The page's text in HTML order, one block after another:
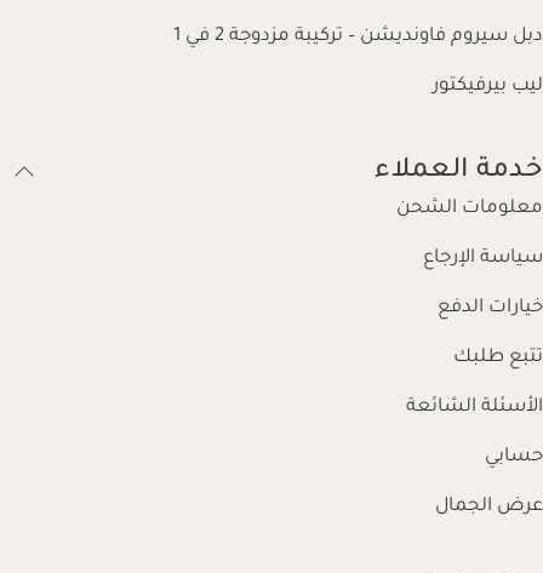
دبل سيروم فاونديشن – تركيبة مزدوجة 2 في 1
ليب بيرفيكتور
خدمة العملاء
معلومات الشحن
سياسة الإرجاع
خيارات الدفع
تتبع طلبك
الأسئلة الشائعة
حسابي
عرض الجمال